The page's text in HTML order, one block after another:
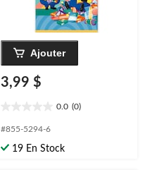
Ajouter
3,99 $
0.0 (0)
étoile(s)
5.
#855-5294-6
19 En Stock